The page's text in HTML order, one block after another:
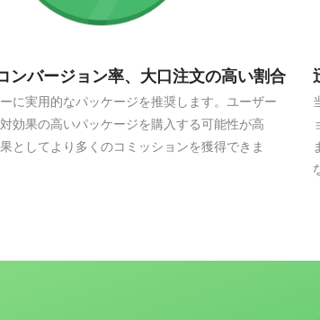
ンバージョン率、大口注文の高い割合
に実用的なパッケージを推奨します。ユーザー
効果の高いパッケージを購入する可能性が高
としてより多くのコミッションを獲得できま